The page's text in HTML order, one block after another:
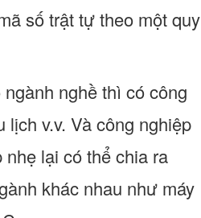
số trật tự theo một quy
nghề thì có công
v.v. Và công nghiệp
lại có thể chia ra
khác nhau như máy